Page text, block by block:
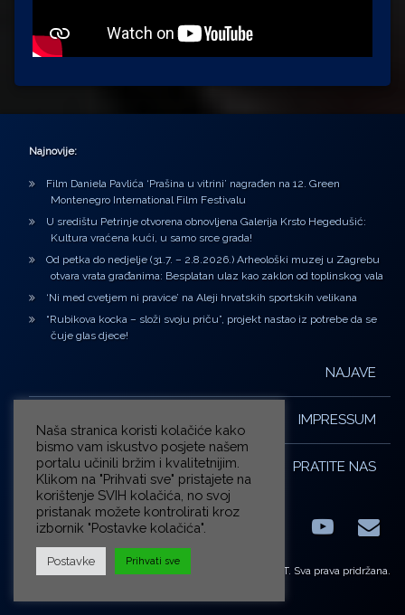
Najnovije:
Film Daniela Pavlića ‘Prašina u vitrini’ nagrađen na 12. Green
Montenegro International Film Festivalu
U središtu Petrinje otvorena obnovljena Galerija Krsto Hegedušić:
Kultura vraćena kući, u samo srce grada!
Od petka do nedjelje (31.7. – 2.8.2026.) Arheološki muzej u Zagrebu
otvara vrata građanima: Besplatan ulaz kao zaklon od toplinskog vala
‘Ni med cvetjem ni pravice’ na Aleji hrvatskih sportskih velikana
“Rubikova kocka – složi svoju priču”, projekt nastao iz potrebe da se
čuje glas djece!
NAJAVE
IMPRESSUM
PRATITE NAS
FacebookLinkedIn E-
© ZG-KULT. Sva prava pridržana.
Naša stranica koristi kolačiće kako
bismo vam iskustvo posjete našem
portalu učinili bržim i kvalitetnijim.
Klikom na "Prihvati sve" pristajete na
korištenje SVIH kolačića, no svoj
pristanak možete kontrolirati kroz
izbornik "Postavke kolačića".
Postavke Prihvati sve